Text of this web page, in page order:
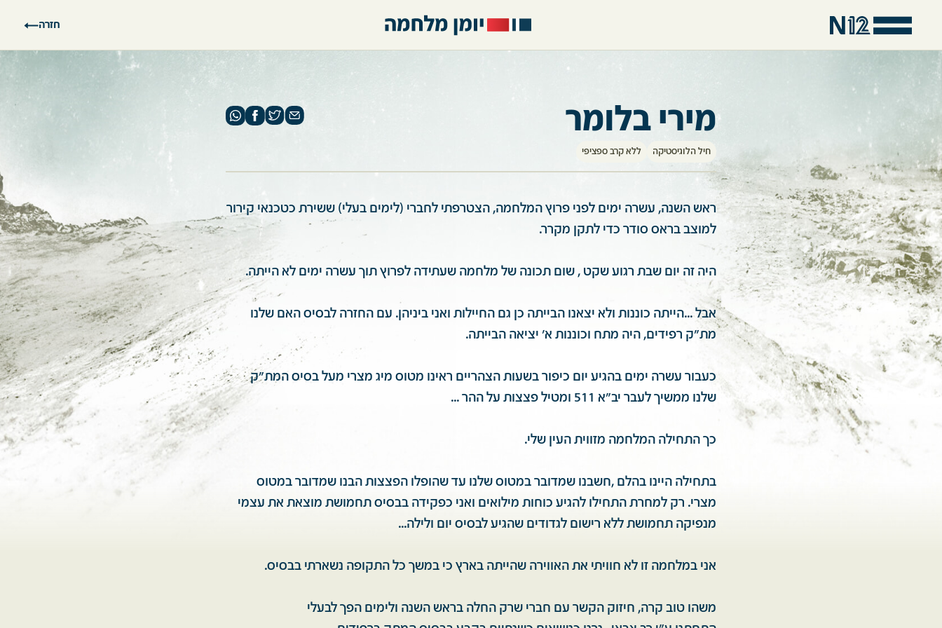
חזרה
מירי בלומר
חיל הלוגיסטיקה ללא קרב ספציפי
ראש השנה, עשרה ימים לפני פרוץ המלחמה, הצטרפתי לחברי (לימים בעלי) ששירת כטכנאי קירור
למוצב בראס סודר כדי לתקן מקרר.
היה זה יום שבת רגוע שקט , שום תכונה של מלחמה שעתידה לפרוץ תוך עשרה ימים לא הייתה.
אבל ...הייתה כוננות ולא יצאנו הבייתה כן גם החיילות ואני ביניהן. עם החזרה לבסיס האם שלנו
מת"ק רפידים, היה מתח וכוננות א' יציאה הבייתה.
כעבור עשרה ימים בהגיע יום כיפור בשעות הצהריים ראינו מטוס מיג מצרי מעל בסיס המת"ק
שלנו ממשיך לעבר יב"א 511 ומטיל פצצות על ההר ...
כך התחילה המלחמה מזווית העין שלי.
בתחילה היינו בהלם ,חשבנו שמדובר במטוס שלנו עד שהופלו הפצצות הבנו שמדובר במטוס
מצרי. רק למחרת התחילו להגיע כוחות מילואים ואני כפקידה בבסיס תחמושת מוצאת את עצמי
מנפיקה תחמושת ללא רישום לגדודים שהגיע לבסיס יום ולילה...
אני במלחמה זו לא חוויתי את האווירה שהייתה בארץ כי במשך כל התקופה נשארתי בבסיס.
משהו טוב קרה, חיזוק הקשר עם חברי שרק החלה בראש השנה ולימים הפך לבעלי